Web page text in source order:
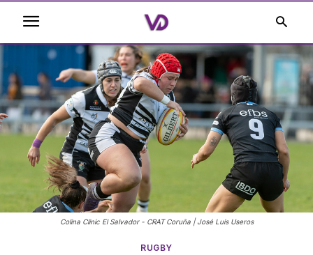
Colina Clinic El Salvador - CRAT Coruña | José Luis Useros
RUGBY